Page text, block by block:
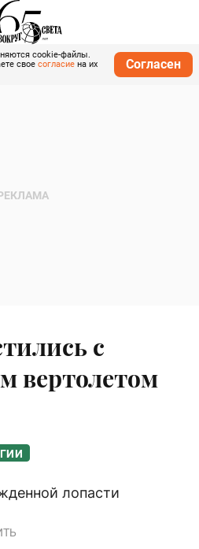
cookie-файлы.
свое согласие на их
Согласен
с
вертолетом
лопасти